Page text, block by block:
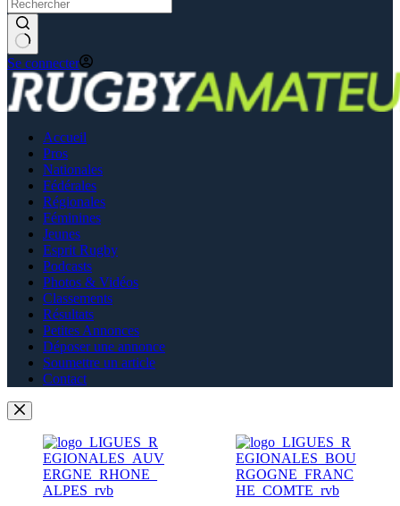
Se connecter
Accueil
Pros
Nationales
Fédérales
Régionales
Féminines
Jeunes
Esprit Rugby
Podcasts
Photos & Vidéos
Classements
Résultats
Petites Annonces
Déposer une annonce
Soumettre un article
Contact